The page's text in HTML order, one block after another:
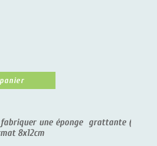
une éponge grattante (
8x12cm